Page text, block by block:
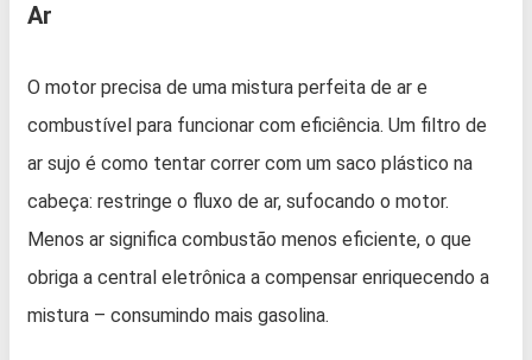
Ar
O motor precisa de uma mistura perfeita de ar e
combustível para funcionar com eficiência. Um filtro de
ar sujo é como tentar correr com um saco plástico na
cabeça: restringe o fluxo de ar, sufocando o motor.
Menos ar significa combustão menos eficiente, o que
obriga a central eletrônica a compensar enriquecendo a
mistura – consumindo mais gasolina.